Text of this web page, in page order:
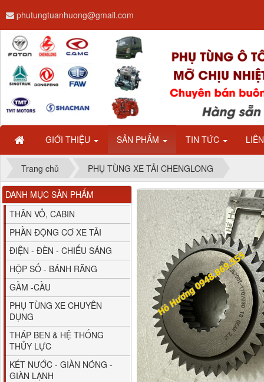
GIỚI THIỆU SẢN PHẨM TIN TỨC
phutungtuanhuong@gmail.com
Trang chủ PHỤ TÙNG XE TẢI CHENGLONG
DANH MỤC SẢN PHẨM
THÂN VỎ, CABIN
PHẦN ĐỘNG CƠ XE TẢI
ĐIỆN - ĐÈN - CHIẾU SÁNG
HỘP SỐ - BÁNH RĂNG
GẦM -CẦU
PHỤ TÙNG XE CHUYÊN
DỤNG
THÁP BEN & HỆ THỐNG
THỦY LỰC
KÉT NƯỚC - GIÀN NÓNG -
GIÀN LẠNH
Dây ga CAMC H08 dài
2.68m
Bình nước phụ
Chenglong hải âu...
80YHCB-60 Bơm xăng
dầu 60m3/h...